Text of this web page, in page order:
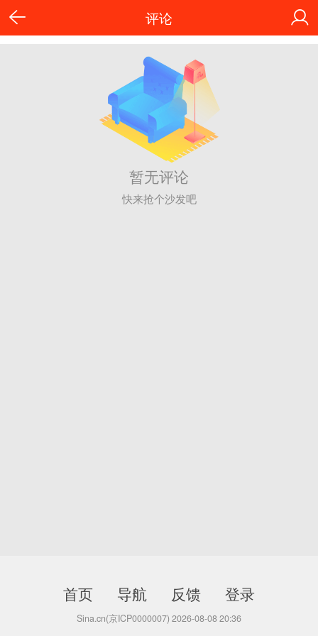
评论
暂无评论
快来抢个沙发吧
首页 导航 反馈 登录
Sina.cn(京ICP0000007) 2026-08-08 20:36